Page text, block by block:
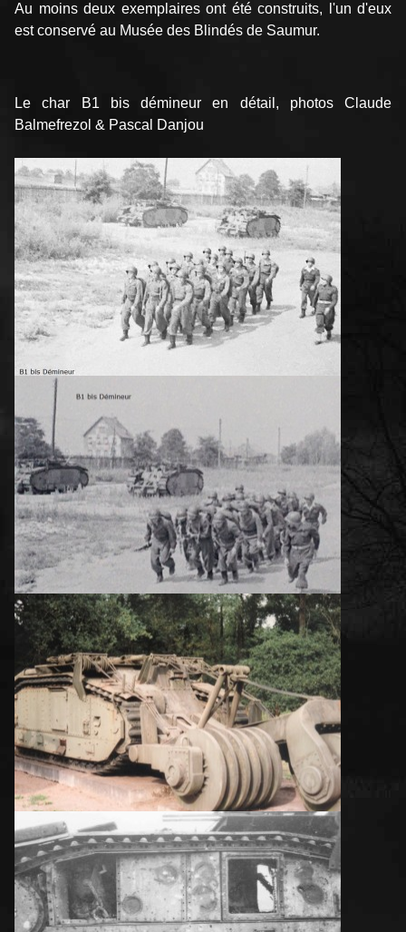
Au moins deux exemplaires ont été construits, l'un d'eux
est conservé au Musée des Blindés de Saumur.
Le char B1 bis démineur en détail, photos Claude
Balmefrezol & Pascal Danjou